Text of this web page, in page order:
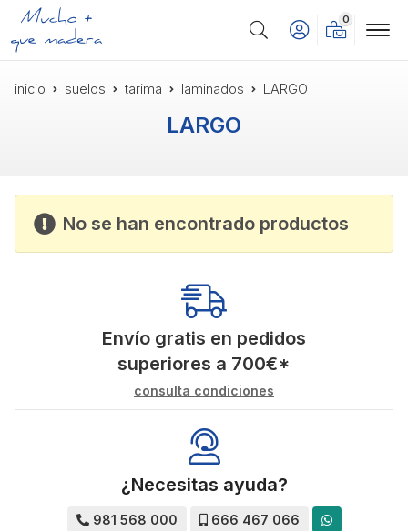
Buscar
0
inicio suelos tarima laminados LARGO
LARGO
No se han encontrado productos
Envío gratis en pedidos
superiores a 700€*
consulta condiciones
¿Necesitas ayuda?
981 568 000
666 467 066